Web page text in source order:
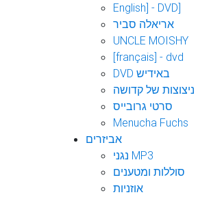
English] - DVD]
אריאלה סביר
UNCLE MOISHY
[français] - dvd
DVD באידיש
ניצוצות של קדושה
סרטי גרובייס
Menucha Fuchs
אביזרים
נגני MP3
סוללות ומטענים
אוזניות